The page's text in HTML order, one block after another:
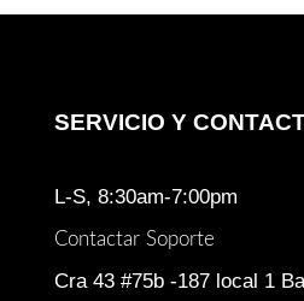
SERVICIO Y
L-S, 8:30am-7:00pm
Contactar Soporte
Cra 43 #75b -187 local 1